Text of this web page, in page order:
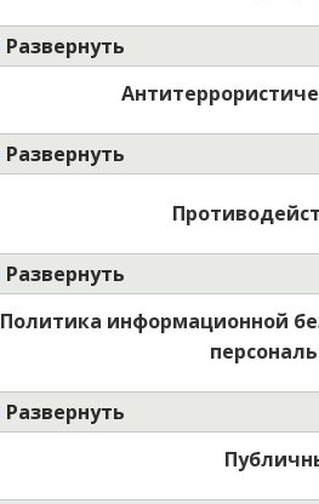
Развернуть
Развернуть
Развернуть
Политика информационной
Развернуть